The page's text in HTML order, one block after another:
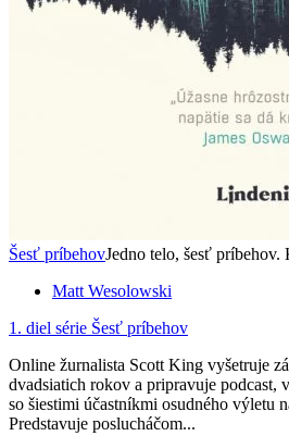
Šesť príbehovJedno telo, šesť
Matt Wesolowski
1. diel série Šesť príbehov
Online žurnalista Scott King vyšetruje
dvadsiatich rokov a pripravuje podcast,
so šiestimi účastníkmi osudného výletu
Predstavuje poslucháčom...